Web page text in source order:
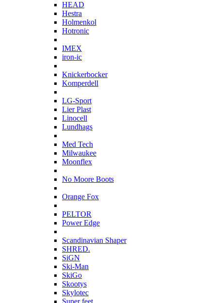
HEAD
Hestra
Holmenkol
Hotronic
IMEX
iron-ic
Knickerbocker
Komperdell
LG-Sport
Lier Plast
Linocell
Lundhags
Med Tech
Milwaukee
Moonflex
No Moore Boots
Orange Fox
PELTOR
Power Edge
Scandinavian Shaper
SHRED.
SiGN
Ski-Man
SkiGo
Skootys
Skylotec
Super feet